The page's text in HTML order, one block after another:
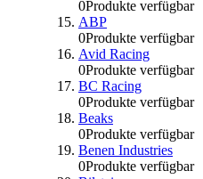
0Produkte verfügbar
ABP
0Produkte verfügbar
Avid Racing
0Produkte verfügbar
BC Racing
0Produkte verfügbar
Beaks
0Produkte verfügbar
Benen Industries
0Produkte verfügbar